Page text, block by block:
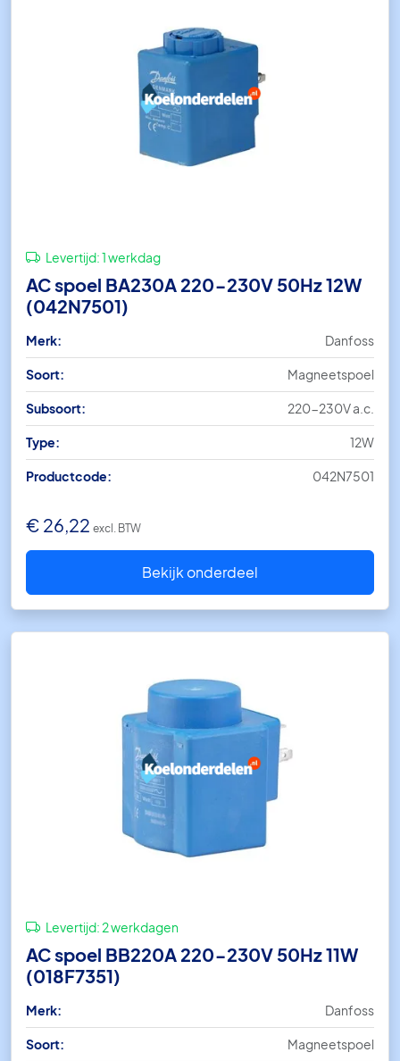
Levertijd:1 werkdag
AC spoel BA230A 220-230V 50Hz 12W
(042N7501)
Merk: Danfoss
Soort: Magneetspoel
Subsoort: 220-230V a.c.
Type: 12W
Productcode: 042N7501
€ 26,22 excl. BTW
Bekijk onderdeel
Levertijd:2 werkdagen
AC spoel BB220A 220-230V 50Hz 11W
(018F7351)
Merk: Danfoss
Soort: Magneetspoel